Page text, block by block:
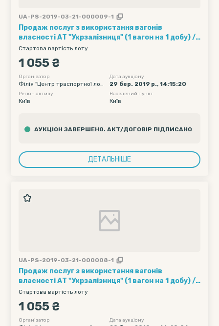
UA-PS-2019-03-21-000009-1
Продаж послуг з використання вагонів
власності АТ "Укрзалізниця" (1 вагон на 1 добу) ///
Кількість вагонів - 10, Рухомий склад - Хопер-
зерновози, Обмеження полігону навантаження -
без обмеження, Дата подачі вагону початкова -
2019-04-14 00:00, Дата подачі вагону кінцева -
2019-04-18 23:55
Стартова вартість лоту
1 055 ₴
Організатор
Філія "Центр траспортної логі
стики" ПАТ "Укрзалізниця"
Дата аукціону
29 бер. 2019 р., 14:15:20
Регіон активу
Київ
Населений пункт
Київ
АУКЦІОН ЗАВЕРШЕНО. АКТ/ДОГОВІР ПІДПИСАНО
ДЕТАЛЬНІШЕ
UA-PS-2019-03-21-000008-1
Продаж послуг з використання вагонів
власності АТ "Укрзалізниця" (1 вагон на 1 добу) ///
Кількість вагонів - 10, Рухомий склад - Хопер-
зерновози, Обмеження полігону навантаження -
без обмеження, Дата подачі вагону початкова -
2019-04-14 00:00, Дата подачі вагону кінцева -
Стартова вартість лоту
1 055 ₴
Організатор Дата аукціону